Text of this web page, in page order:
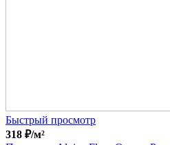
Быстрый просмотр
318 ₽/м²